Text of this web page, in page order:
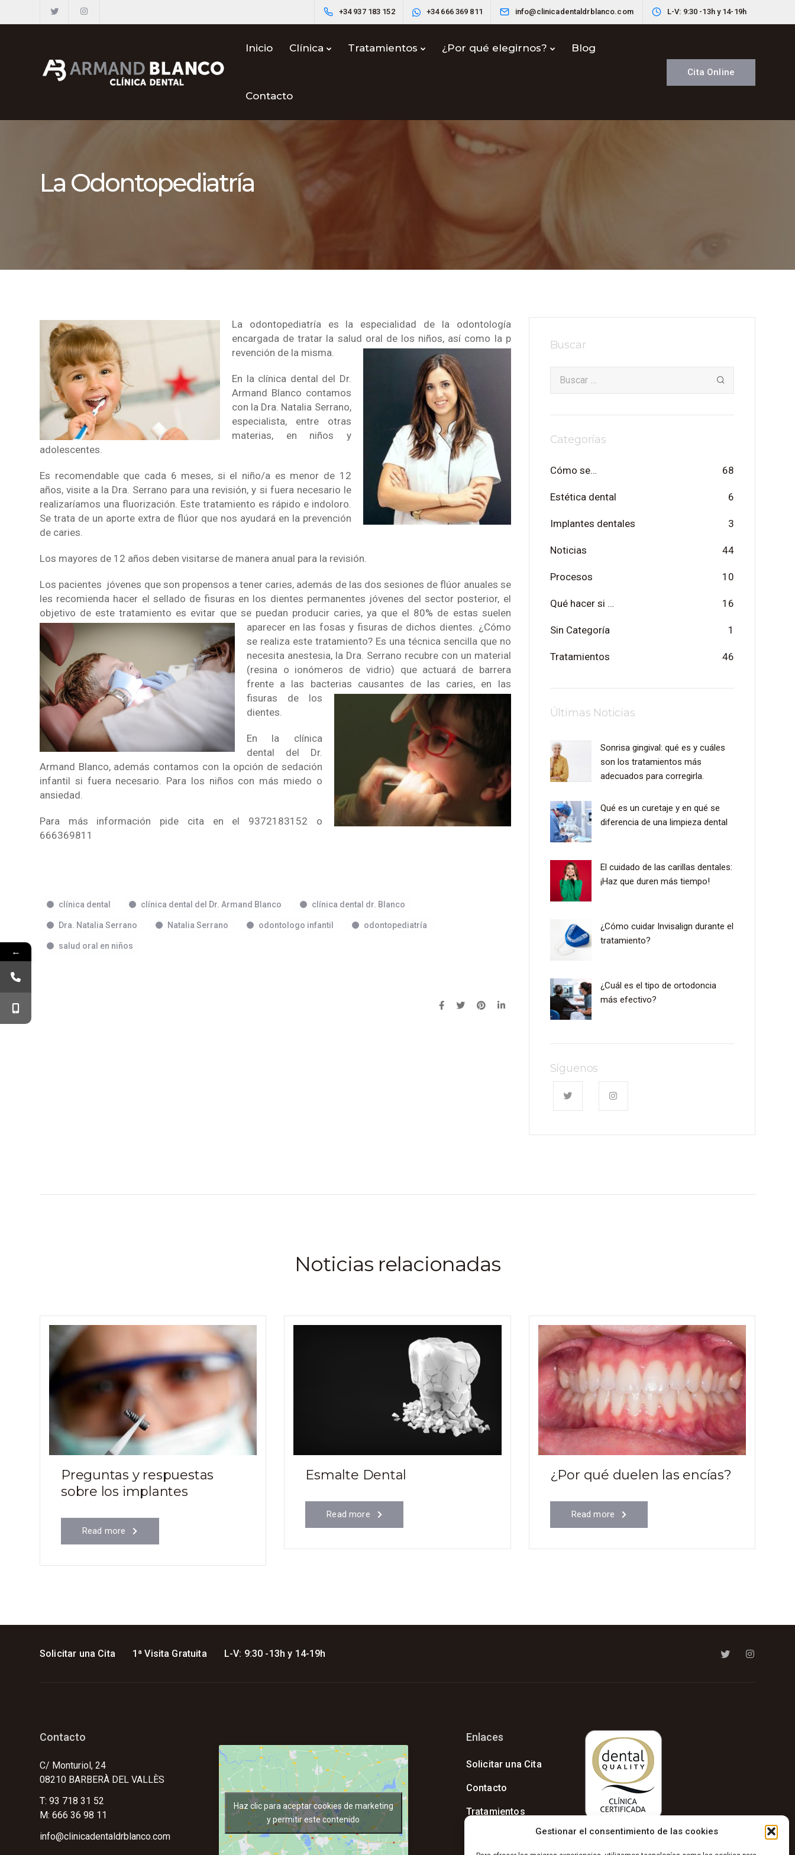
Gestionar el consentimiento de las cookies
+34 937 183 152 +34 666 369 811 info@clinicadentaldrblanco.com L-V: 9:30 -13h y 14-19h
Inicio Clínica Tratamientos ¿Por qué elegirnos? Blog
Contacto
Cita Online
La Odontopediatría
La odontopediatría es la especialidad de la odontología
encargada de tratar la salud oral de los niños, así como la p
revención de la misma.
En la clínica dental del Dr.
Armand Blanco contamos
con la Dra. Natalia Serrano,
especialista, entre otras
materias, en niños y
adolescentes.
Es recomendable que cada 6 meses, si el niño/a es menor de 12
años, visite a la Dra. Serrano para una revisión, y si fuera necesario le
realizaríamos una fluorización. Este tratamiento es rápido e indoloro.
Se trata de un aporte extra de flúor que nos ayudará en la prevención
de caries.
Los mayores de 12 años deben visitarse de manera anual para la revisión.
Los pacientes jóvenes que son propensos a tener caries, además de las dos sesiones de flúor anuales se
les recomienda hacer el sellado de fisuras en los dientes permanentes jóvenes del sector posterior, el
objetivo de este tratamiento es evitar que se puedan producir caries, ya que el 80% de estas suelen
aparecer en las fosas y fisuras de dichos dientes. ¿Cómo
se realiza este tratamiento? Es una técnica sencilla que no
necesita anestesia, la Dra. Serrano recubre con un material
(resina o ionómeros de vidrio) que actuará de barrera
frente a las bacterias causantes de las caries, en las
fisuras de los
dientes.
En la clínica
dental del Dr.
Armand Blanco, además contamos con la opción de sedación
infantil si fuera necesario. Para los niños con más miedo o
ansiedad.
Para más información pide cita en el 9372183152 o
666369811
clínica dental clínica dental del Dr. Armand Blanco clínica dental dr. Blanco
Dra. Natalia Serrano Natalia Serrano odontologo infantil odontopediatría
salud oral en niños
Buscar
Categorías
Cómo se… 68
Estética dental 6
Implantes dentales 3
Noticias 44
Procesos 10
Qué hacer si … 16
Sin Categoría 1
Tratamientos 46
Últimas Noticias
Sonrisa gingival: qué es y cuáles
son los tratamientos más
adecuados para corregirla.
Qué es un curetaje y en qué se
diferencia de una limpieza dental
El cuidado de las carillas dentales:
¡Haz que duren más tiempo!
¿Cómo cuidar Invisalign durante el
tratamiento?
¿Cuál es el tipo de ortodoncia
más efectivo?
Síguenos
Noticias relacionadas
Preguntas y respuestas
sobre los implantes
Read more
Esmalte Dental
Read more
¿Por qué duelen las encías?
Read more
Solicitar una Cita 1ª Visita Gratuita L-V: 9:30 -13h y 14-19h
Contacto
C/ Monturiol, 24
08210 BARBERÀ DEL VALLÈS
T: 93 718 31 52
M: 666 36 98 11
info@clinicadentaldrblanco.com
Haz clic para aceptar cookies de marketing
y permitir este contenido
Enlaces
Solicitar una Cita
Contacto
Tratamientos
←